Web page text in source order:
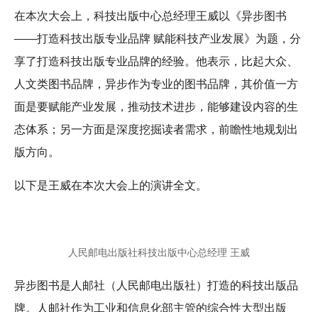
在本次大会上，科技出版中心总经理王威以《异步图书
——打造科技出版专业品牌 赋能科技产业发展》为题，分
享了打造科技出版专业品牌的经验。他表示，比起大众、
人文类图书品牌，异步作为专业的图书品牌，其价值一方
面是要赋能产业发展，推动技术进步，能够建设内容的生
态体系；另一方面是深度挖掘读者需求，前瞻性地规划出
版方向。
以下是王威在本次大会上的演讲全文。
人民邮电出版社科技出版中心总经理 王威
异步图书是人邮社（人民邮电出版社）打造的科技出版品
牌。人邮社作为工业和信息化部主管的综合性大型出版